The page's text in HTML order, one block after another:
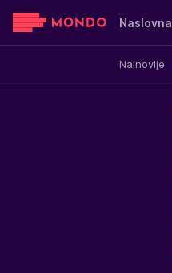
Naslovna
Najnovije
Sensa